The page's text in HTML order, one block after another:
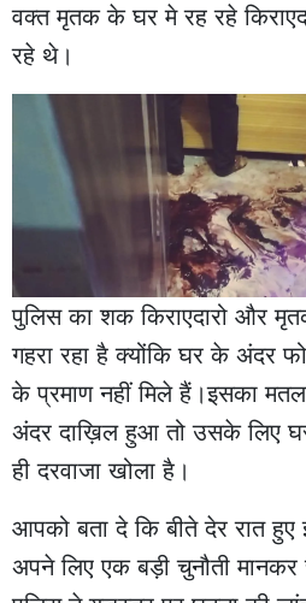
वक्त मृतक के घर मे रह रहे
रहे थे।
पुलिस का शक किराएदारो और
गहरा रहा है क्योंकि घर के अंदर
के प्रमाण नहीं मिले हैं।इसका
अंदर दाख़िल हुआ तो उसके लिए
ही दरवाजा खोला है।
आपको बता दे कि बीते देर रात
अपने लिए एक बड़ी चुनौती